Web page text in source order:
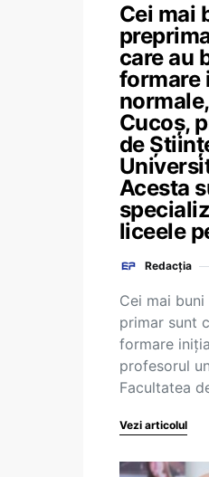
Cei mai
care au
formare
Cucoș,
de
Acesta
liceele
Redacția
Cei mai
primar sunt
formare
profesorul
Facultatea
Vezi articolul